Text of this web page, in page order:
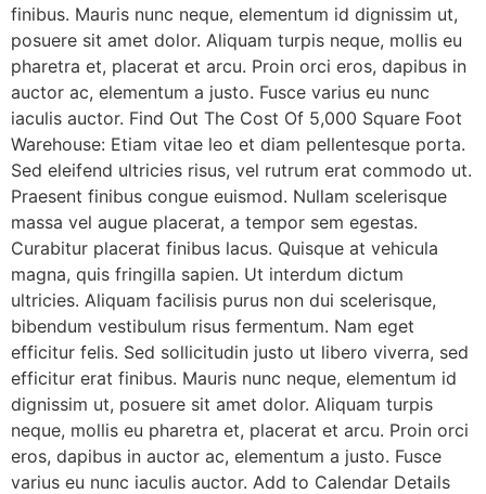
finibus. Mauris nunc neque, elementum id dignissim ut,
posuere sit amet dolor. Aliquam turpis neque, mollis eu
pharetra et, placerat et arcu. Proin orci eros, dapibus in
auctor ac, elementum a justo. Fusce varius eu nunc
iaculis auctor. Find Out The Cost Of 5,000 Square Foot
Warehouse: Etiam vitae leo et diam pellentesque porta.
Sed eleifend ultricies risus, vel rutrum erat commodo ut.
Praesent finibus congue euismod. Nullam scelerisque
massa vel augue placerat, a tempor sem egestas.
Curabitur placerat finibus lacus. Quisque at vehicula
magna, quis fringilla sapien. Ut interdum dictum
ultricies. Aliquam facilisis purus non dui scelerisque,
bibendum vestibulum risus fermentum. Nam eget
efficitur felis. Sed sollicitudin justo ut libero viverra, sed
efficitur erat finibus. Mauris nunc neque, elementum id
dignissim ut, posuere sit amet dolor. Aliquam turpis
neque, mollis eu pharetra et, placerat et arcu. Proin orci
eros, dapibus in auctor ac, elementum a justo. Fusce
varius eu nunc iaculis auctor. Add to Calendar Details